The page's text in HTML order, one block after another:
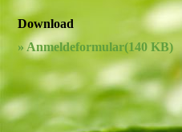
Download
» Anmeldeformular(140 KB)